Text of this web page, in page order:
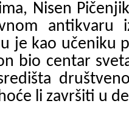
Nisen
antikvaru
je kao učeniku
bio centar
li završiti u